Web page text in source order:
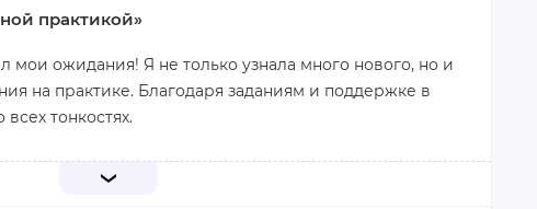
практикой»
мои ожидания! Я не только узнала много нового, но и
на практике. Благодаря заданиям и поддержке в
тонкостях.